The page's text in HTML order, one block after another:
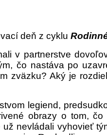
deň z cyklu
v partnerstve
čo nastáva po
zväzku? Aký je
legiend,
obrazy o tom,
nevládali vyhovieť